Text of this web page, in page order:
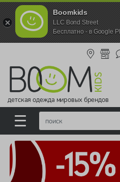
Boomkids
LLC Bond Street
Бесплатно - в Google
детская одежда мировых брендов